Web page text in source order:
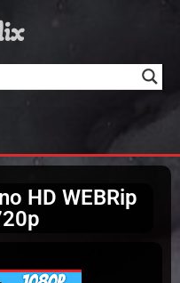
HD WEBRip